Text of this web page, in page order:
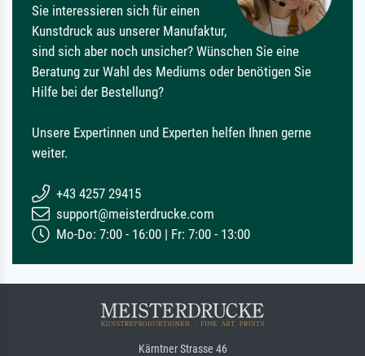
Sie interessieren sich für einen
Kunstdruck aus unserer Manufaktur,
sind sich aber noch unsicher? Wünschen Sie eine
Beratung zur Wahl des Mediums oder benötigen Sie
Hilfe bei der Bestellung?
Unsere Expertinnen und Experten helfen Ihnen gerne
weiter.
+43 4257 29415
support@meisterdrucke.com
Mo-Do: 7:00 - 16:00 | Fr: 7:00 - 13:00
Kärntner Strasse 46